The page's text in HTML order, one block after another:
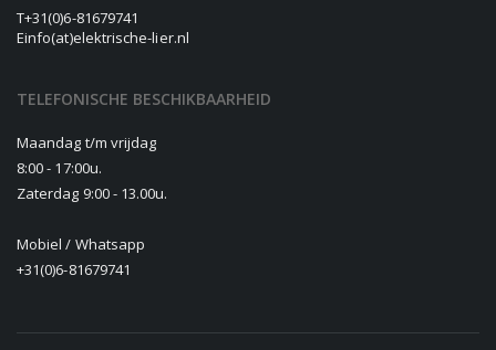
T+31(0)6-81679741
Einfo(at)elektrische-lier.nl
TELEFONISCHE BESCHIKBAARHEID
Maandag t/m vrijdag
8:00 - 17:00u.
Zaterdag 9:00 - 13.00u.
Mobiel / Whatsapp
+31(0)6-81679741